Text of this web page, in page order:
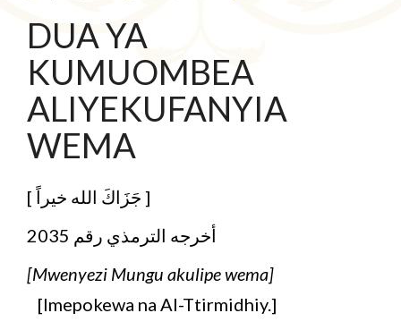
DUA YA
KUMUOMBEA
ALIYEKUFANYIA
WEMA
[ جَزَاكَ الله خيراً ]
أخرجه الترمذي رقم 2035
[Mwenyezi Mungu akulipe wema]
[Imepokewa na Al-Ttirmidhiy.]